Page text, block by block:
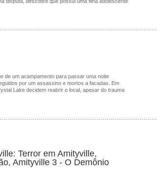
de um acampamento para passar uma noite
por um assassino e mortos a facadas. Em
Lake decidem reabrir o local, apesar do trauma
Terror em Amityville,
Amityville 3 - O Demônio